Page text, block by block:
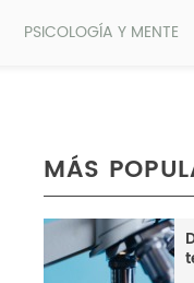
PSICOLOGÍA Y MENTE
MÁS